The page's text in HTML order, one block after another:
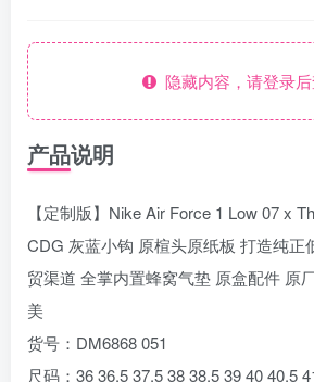
隐藏内容，请登录
产品说明
【定制版】Nike Air Force 1 Low 07 x
CDG 灰蓝小钩 原楦头原纸板 打造纯正
贸渠道 全掌内置蜂窝气垫 原盒配件 原
美
货号：DM6868 051
尺码：36 36.5 37.5 38 38.5 39 40 40.5